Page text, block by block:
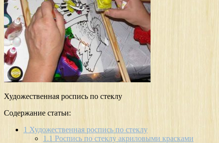
Художественная роспись по стеклу
Содержание статьи:
1 Художественная роспись по стеклу
1.1 Роспись по стеклу акриловыми красками